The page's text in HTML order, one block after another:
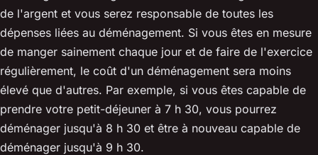
de l'argent et vous serez responsable de toutes les
dépenses liées au déménagement. Si vous êtes en mesure
de manger sainement chaque jour et de faire de l'exercice
régulièrement, le coût d'un déménagement sera moins
élevé que d'autres. Par exemple, si vous êtes capable de
prendre votre petit-déjeuner à 7 h 30, vous pourrez
déménager jusqu'à 8 h 30 et être à nouveau capable de
déménager jusqu'à 9 h 30.